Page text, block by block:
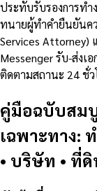
ประทับรับรองการทำ
ทนายผู้ทำคำยืนยันค
Services Attorney)
Messenger รับ-ส่งเ
ติดตามสถานะ 24 ชั่
คู่มือฉบับสม
เฉพาะทาง:
• บริษัท • ที่ดิ